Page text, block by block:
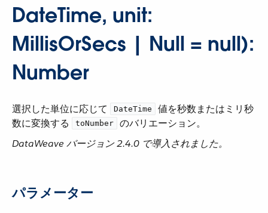
DateTime, unit:
MillisOrSecs | Null = null):
Number
選択した単位に応じて ​ DateTime
​ 値を秒数またはミリ秒
数に変換する ​
toNumber
​ のバリエーション。
DataWeave バージョン 2.4.0 で導入されました。
パラメーター